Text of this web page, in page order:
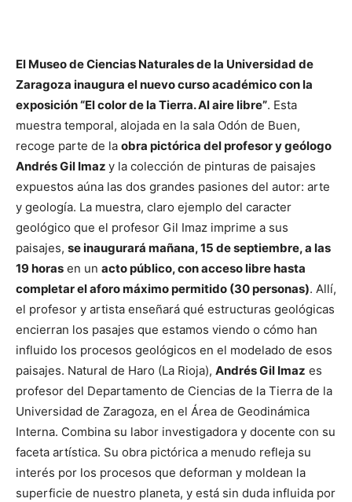
El Museo de Ciencias Naturales de la Universidad de
Zaragoza inaugura el nuevo curso académico con la
exposición “El color de la Tierra. Al aire libre”. Esta
muestra temporal, alojada en la sala Odón de Buen,
recoge parte de la obra pictórica del profesor y geólogo
Andrés Gil Imaz y la colección de pinturas de paisajes
expuestos aúna las dos grandes pasiones del autor: arte
y geología. La muestra, claro ejemplo del caracter
geológico que el profesor Gil Imaz imprime a sus
paisajes, se inaugurará mañana, 15 de septiembre, a las
19 horas en un acto público, con acceso libre hasta
completar el aforo máximo permitido (30 personas). Allí,
el profesor y artista enseñará qué estructuras geológicas
encierran los pasajes que estamos viendo o cómo han
influido los procesos geológicos en el modelado de esos
paisajes. Natural de Haro (La Rioja), Andrés Gil Imaz es
profesor del Departamento de Ciencias de la Tierra de la
Universidad de Zaragoza, en el Área de Geodinámica
Interna. Combina su labor investigadora y docente con su
faceta artística. Su obra pictórica a menudo refleja su
interés por los procesos que deforman y moldean la
superficie de nuestro planeta, y está sin duda influida por